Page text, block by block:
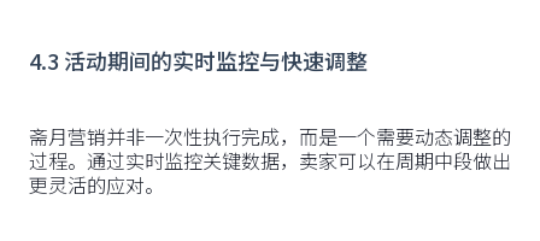
4.3 活动期间的实时监控与快速调整
斋月营销并非一次性执行完成，而是一个需要动态调整的
过程。通过实时监控关键数据，卖家可以在周期中段做出
更灵活的应对。